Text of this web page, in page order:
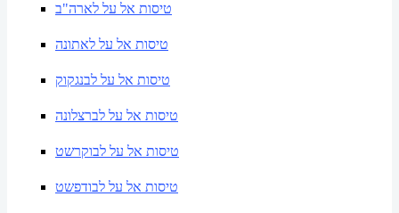
טיסות אל על לארה"ב
טיסות אל על לאתונה
טיסות אל על לבנגקוק
טיסות אל על לברצלונה
טיסות אל על לבוקרשט
טיסות אל על לבודפשט